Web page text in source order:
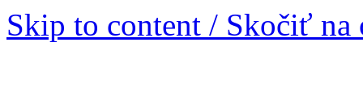
Skip to content / Skočiť na